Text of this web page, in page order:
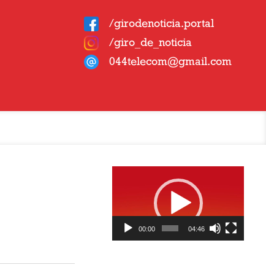
/girodenoticia.portal
/giro_de_noticia
044telecom@gmail.com
00:00 04:46